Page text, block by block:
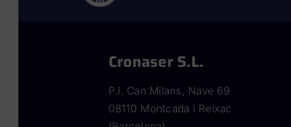
Cronaser S.L.
P.I. Can Milans, Nave 69
08110 Montcada i Reixac